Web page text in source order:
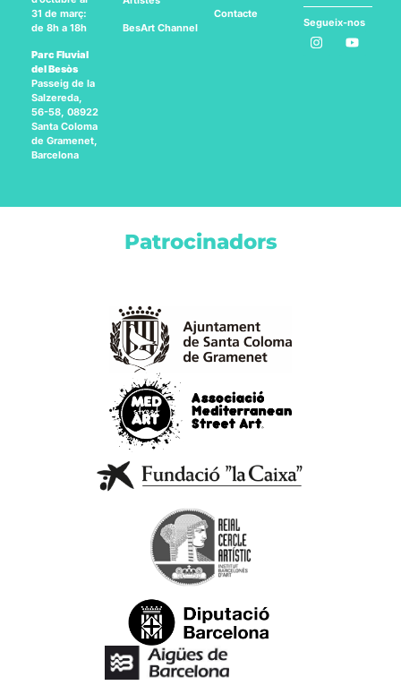
31 de març:
de 8h a 18h
Parc Fluvial
del Besòs
Passeig de la
Salzereda,
56-58, 08922
Santa Coloma
de Gramenet,
Barcelona
BesArt Channel
Contacte
Segueix-nos
a:
Patrocinadors